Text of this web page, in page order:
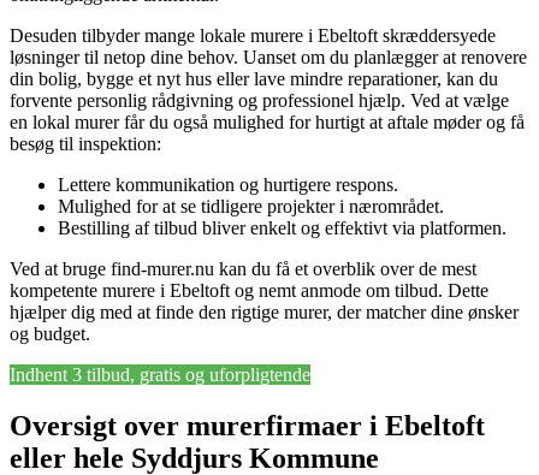
Desuden tilbyder mange lokale murere i Ebeltoft skræddersyede
løsninger til netop dine behov. Uanset om du planlægger at renovere
din bolig, bygge et nyt hus eller lave mindre reparationer, kan du
forvente personlig rådgivning og professionel hjælp. Ved at vælge
en lokal murer får du også mulighed for hurtigt at aftale møder og få
besøg til inspektion:
Lettere kommunikation og hurtigere respons.
Mulighed for at se tidligere projekter i nærområdet.
Bestilling af tilbud bliver enkelt og effektivt via platformen.
Ved at bruge find-murer.nu kan du få et overblik over de mest
kompetente murere i Ebeltoft og nemt anmode om tilbud. Dette
hjælper dig med at finde den rigtige murer, der matcher dine ønsker
og budget.
Indhent 3 tilbud, gratis og uforpligtende
Oversigt over murerfirmaer i Ebeltoft
eller hele Syddjurs Kommune